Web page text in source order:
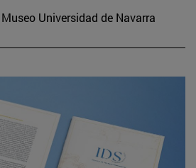
Universidad de Navarra